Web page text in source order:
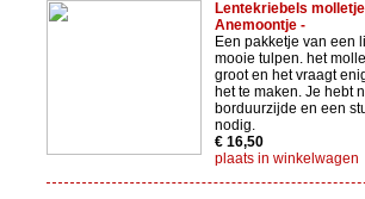
Lentekriebels
Anemoontje -
Een pakketje van een
mooie tulpen. het
groot en het vraagt
het te maken. Je hebt
borduurzijde en een
nodig.
€ 16,50
plaats in winkelwagen